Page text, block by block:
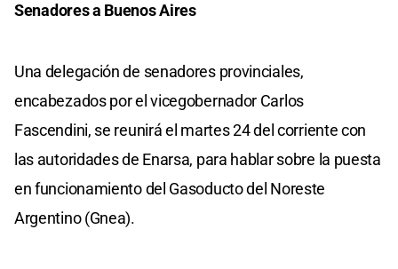
Senadores a Buenos Aires
Una delegación de senadores provinciales,
encabezados por el vicegobernador Carlos
Fascendini, se reunirá el martes 24 del corriente con
las autoridades de Enarsa, para hablar sobre la puesta
en funcionamiento del Gasoducto del Noreste
Argentino (Gnea).